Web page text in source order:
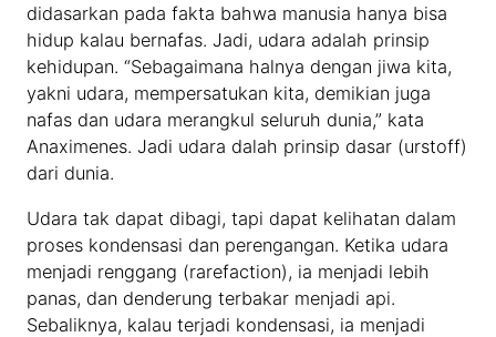
didasarkan pada fakta bahwa manusia hanya bisa
hidup kalau bernafas. Jadi, udara adalah prinsip
kehidupan. “Sebagaimana halnya dengan jiwa kita,
yakni udara, mempersatukan kita, demikian juga
nafas dan udara merangkul seluruh dunia,” kata
Anaximenes. Jadi udara dalah prinsip dasar (urstoff)
dari dunia.
Udara tak dapat dibagi, tapi dapat kelihatan dalam
proses kondensasi dan perengangan. Ketika udara
menjadi renggang (rarefaction), ia menjadi lebih
panas, dan denderung terbakar menjadi api.
Sebaliknya, kalau terjadi kondensasi, ia menjadi